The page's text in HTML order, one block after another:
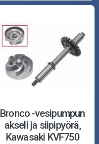
Bronco -vesipumpun
akseli ja siipipyörä,
Kawasaki KVF750